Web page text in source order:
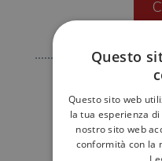
Questo
Questo sito web
la tua esperienza
nostro sito web
conformità con la